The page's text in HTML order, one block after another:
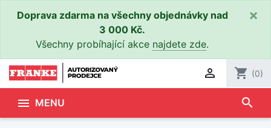
Doprava zdarma na všechny objednávky nad
3 000 Kč.
Všechny probíhající akce najdete zde.
×
 shopping_cart (0)
 MENU search